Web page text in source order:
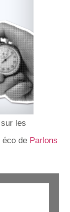
sur les
éco de Parlons